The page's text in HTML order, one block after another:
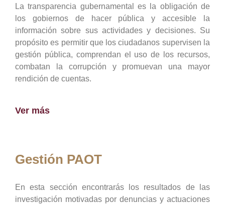
La transparencia gubernamental es la obligación de
los gobiernos de hacer pública y accesible la
información sobre sus actividades y decisiones. Su
propósito es permitir que los ciudadanos supervisen la
gestión pública, comprendan el uso de los recursos,
combatan la corrupción y promuevan una mayor
rendición de cuentas.
Ver más
Gestión PAOT
En esta sección encontrarás los resultados de las
investigación motivadas por denuncias y actuaciones